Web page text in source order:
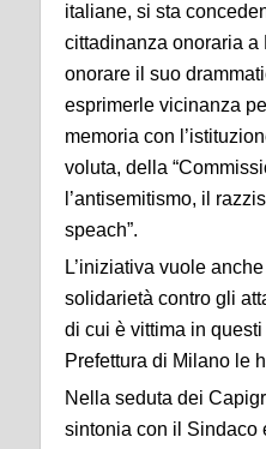
italiane, si sta
cittadinanza onoraria
onorare il suo
esprimerle vicinanza
memoria con
voluta, della
l’antisemitismo, il
speach”.
L’iniziativa vuole
solidarietà contro gli
di cui è vittima in
Prefettura di Milano le
Nella seduta dei
sintonia con il Sindaco